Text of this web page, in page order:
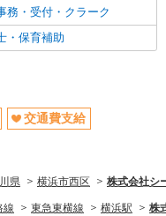
外かつ賃貸の場合のみ別
から支給／特別手当 ※手
異なります。詳細は面接
浜店
円〜400,000円 経験者
円〜 ※試用期間中は
手当：30,800円（月給に
追加で残業手当支給 ※月
外かつ賃貸の場合のみ別
奈川県横浜市西区高島２
詳細を見る
務・受付・クラーク
・保育補助
交通費支給
県 横浜市西区 株式会社シ
線 東急東横線 横浜駅 株